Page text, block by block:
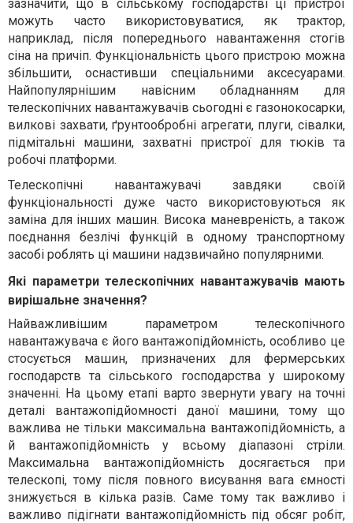
зазначити, що в сільському господарстві ці пристрої
можуть часто використовуватися, як трактор,
наприклад, після попереднього навантаження стогів
сіна на причіп. Функціональність цього пристрою можна
збільшити, оснастивши спеціальними аксесуарами.
Найпопулярнішим навісним обладнанням для
телескопічних навантажувачів сьогодні є газонокосарки,
вилкові захвати, ґрунтообробні агрегати, плуги, сівалки,
підмітальні машини, захватні пристрої для тюків та
робочі платформи.
Телескопічні навантажувачі завдяки своїй
функціональності дуже часто використовуються як
заміна для інших машин. Висока маневреність, а також
поєднання безлічі функцій в одному транспортному
засобі роблять ці машини надзвичайно популярними.
Які параметри телескопічних навантажувачів мають
вирішальне значення?
Найважливішим параметром телескопічного
навантажувача є його вантажопідйомність, особливо це
стосується машин, призначених для фермерських
господарств та сільського господарства у широкому
значенні. На цьому етапі варто звернути увагу на точні
деталі вантажопідйомності даної машини, тому що
важлива не тільки максимальна вантажопідйомність, а
й вантажопідйомність у всьому діапазоні стріли.
Максимальна вантажопідйомність досягається при
телескопі, тому після повного висування вага ємності
знижується в кілька разів. Саме тому так важливо і
важливо підігнати вантажопідйомність під обсяг робіт,